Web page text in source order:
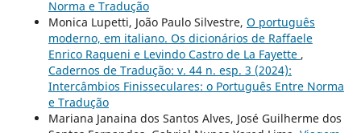
Norma e Tradução
Monica Lupetti, João Paulo Silvestre, O português
moderno, em italiano. Os dicionários de Raffaele
Enrico Raqueni e Levindo Castro de La Fayette ,
Cadernos de Tradução: v. 44 n. esp. 3 (2024):
Intercâmbios Finisseculares: o Português Entre Norma
e Tradução
Mariana Janaina dos Santos Alves, José Guilherme dos